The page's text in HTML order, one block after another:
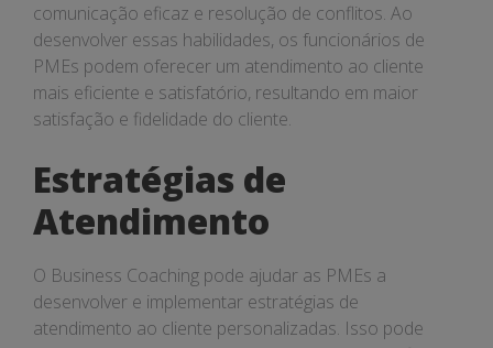
comunicação eficaz e resolução de conflitos. Ao
desenvolver essas habilidades, os funcionários de
PMEs podem oferecer um atendimento ao cliente
mais eficiente e satisfatório, resultando em maior
satisfação e fidelidade do cliente.
Estratégias de
Atendimento
O Business Coaching pode ajudar as PMEs a
desenvolver e implementar estratégias de
atendimento ao cliente personalizadas. Isso pode